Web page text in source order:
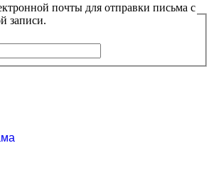
почты для отправки письма с
записи.